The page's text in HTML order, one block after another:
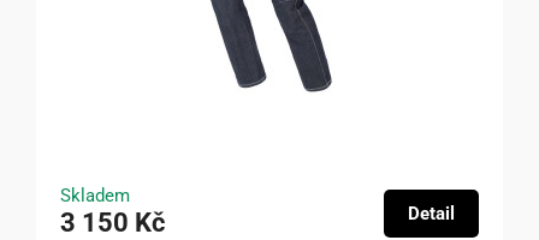
Skladem
3 150 Kč Detail